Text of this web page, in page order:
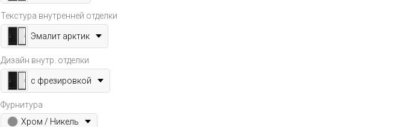
Текстура внутренней отделки
Эмалит арктик
Дизайн внутр. отделки
с фрезировкой
Фурнитура
Хром / Никель